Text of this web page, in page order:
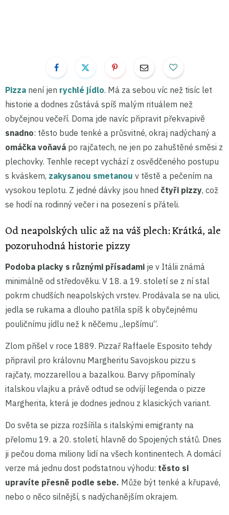
Pizza není jen rychlé jídlo. Má za sebou víc než tisíc let
historie a dodnes zůstává spíš malým rituálem než
obyčejnou večeří. Doma jde navíc připravit překvapivě
snadno: těsto bude tenké a průsvitné, okraj nadýchaný a
omáčka voňavá po rajčatech, ne jen po zahuštěné směsi z
plechovky. Tenhle recept vychází z osvědčeného postupu
s kváskem, zakysanou smetanou v těstě a pečením na
vysokou teplotu. Z jedné dávky jsou hned čtyři pizzy, což
se hodí na rodinný večer i na posezení s přáteli.
Od neapolských ulic až na váš plech: Krátká, ale
pozoruhodná historie pizzy
Podoba placky s různými přísadami je v Itálii známá
minimálně od středověku. V 18. a 19. století se z ní stal
pokrm chudších neapolských vrstev. Prodávala se na ulici,
jedla se rukama a dlouho patřila spíš k obyčejnému
pouličnímu jídlu než k něčemu „lepšímu“.
Zlom přišel v roce 1889. Pizzař Raffaele Esposito tehdy
připravil pro královnu Margheritu Savojskou pizzu s
rajčaty, mozzarellou a bazalkou. Barvy připomínaly
italskou vlajku a právě odtud se odvíjí legenda o pizze
Margherita, která je dodnes jednou z klasických variant.
Do světa se pizza rozšířila s italskými emigranty na
přelomu 19. a 20. století, hlavně do Spojených států. Dnes
ji pečou doma miliony lidí na všech kontinentech. A domácí
verze má jednu dost podstatnou výhodu: těsto si
upravíte přesně podle sebe. Může být tenké a křupavé,
nebo o něco silnější, s nadýchanějším okrajem.